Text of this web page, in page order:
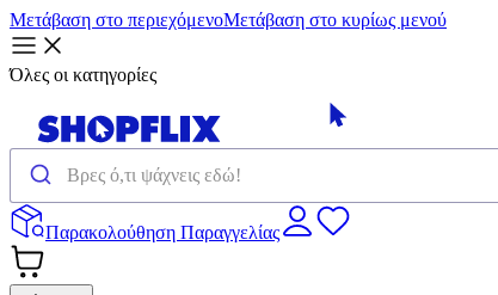
Μετάβαση στο περιεχόμενοΜετάβαση στο κυρίως μενού
Όλες οι κατηγορίες
Παρακολούθηση Παραγγελίας